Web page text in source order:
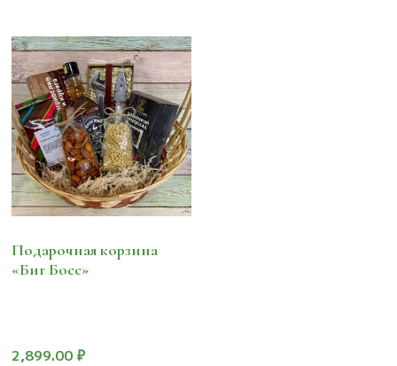
Подарочная корзина
«Биг Босс»
2,899.00 ₽